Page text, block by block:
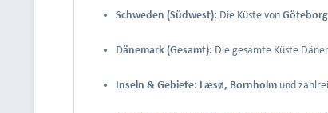
Schweden (Südwest): Die Küste von Göteborg
Dänemark (Gesamt): Die gesamte Küste
Inseln & Gebiete: Læsø, Bornholm und